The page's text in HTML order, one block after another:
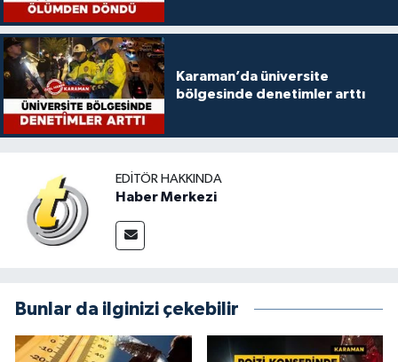
Karaman’da üniversite
bölgesinde denetimler arttı
EDITÖR HAKKINDA
Haber Merkezi
Bunlar da ilginizi çekebilir